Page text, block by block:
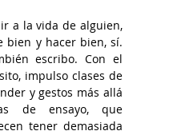
a la vida de alguien,
bien y hacer bien, sí.
escribo. Con el
impulso clases de
y gestos más allá
de ensayo, que
tener demasiada